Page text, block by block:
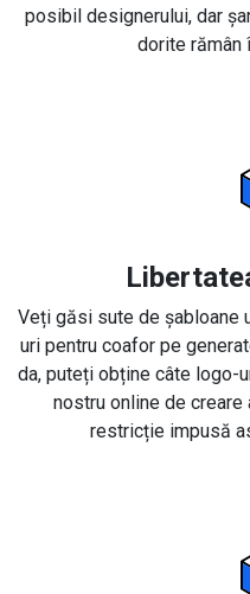
posibil designerului, dar
dorite rămân
Veți găsi sute de șabloane
uri pentru coafor pe
da, puteți obține câte logo-
nostru online de
restricție impusă